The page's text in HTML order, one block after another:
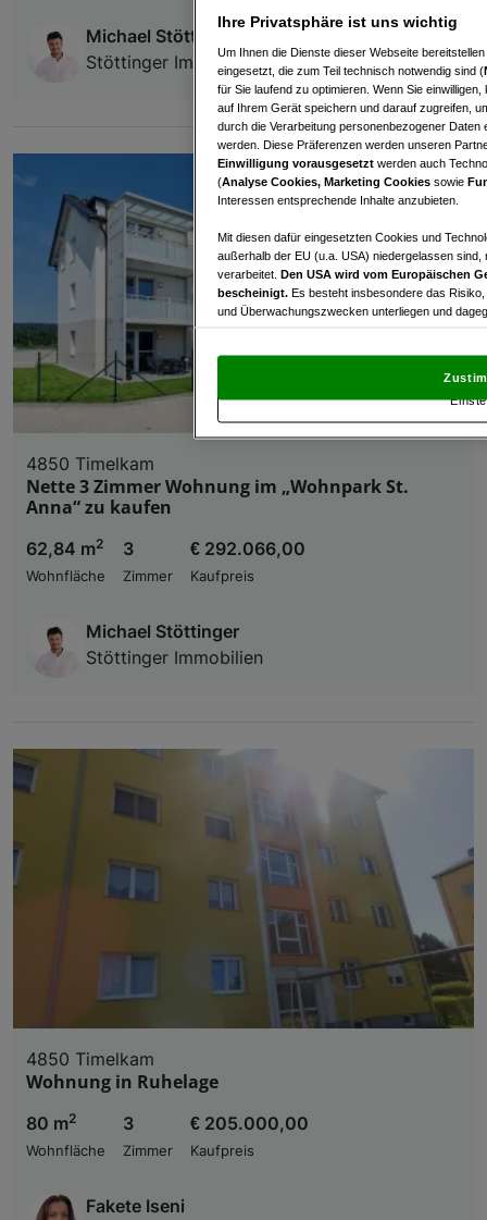
Michael Stöttinger
Stöttinger Immobilien
4850 Timelkam
Nette 3 Zimmer Wohnung im „Wohnpark St.
Anna“ zu kaufen
62,84 m2
Wohnfläche
3
Zimmer
€ 292.066,00
Kaufpreis
Michael Stöttinger
Stöttinger Immobilien
4850 Timelkam
Wohnung in Ruhelage
80 m2
Wohnfläche
3
Zimmer
€ 205.000,00
Kaufpreis
Fakete Iseni
Ihre Privatsphäre ist uns wichtig
Um Ihnen die Dienste dieser Webseite
eingesetzt, die zum Teil technisch notwendig sind (
für Sie laufend zu optimieren. Wenn Sie
auf Ihrem Gerät speichern und darauf zugreifen,
durch die Verarbeitung personenbezogener
werden. Diese Präferenzen werden unseren
Einwilligung vorausgesetzt werden auch
(Analyse Cookies, Marketing Cookies sowie
Interessen entsprechende Inhalte anzubieten.
Mit diesen dafür eingesetzten Cookies und
außerhalb der EU (u.a. USA) niedergelassen
verarbeitet. Den USA wird vom Europäischen
bescheinigt. Es besteht insbesondere das
und Überwachungszwecken unterliegen und
und Widerspruch gegen die Verarbeitung auf der
„Cookie Einstellungen“, die sich auf jeder Seite
Verwendung genauer Standortdaten.
Liste der Partner (Lieferanten)